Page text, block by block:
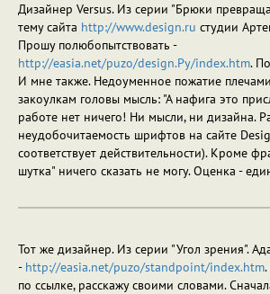
Дизайнер Versus. Из серии "Брюки
тему сайта http://www.design.ru студии
Прошу полюбопытствовать -
http://easia.net/puzo/design.Py/index.htm.
И мне также. Недоуменное пожатие
закоулкам головы мысль: "А нафига это
работе нет ничего! Ни мысли, ни дизайна.
неудобочитаемость шрифтов на сайте
соответствует действительности). Кроме
шутка" ничего сказать не могу. Оценка -
Тот же дизайнер. Из серии "Угол зрения".
- http://easia.net/puzo/standpoint/index.htm
по ссылке, расскажу своими словами.